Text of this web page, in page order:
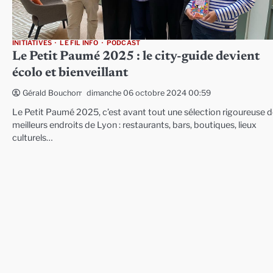
INITIATIVES LE FIL INFO PODCAST
Le Petit Paumé 2025 : le city-guide devient
écolo et bienveillant
Gérald Bouchon dimanche 06 octobre 2024 00:59
Le Petit Paumé 2025, c’est avant tout une sélection rigoureuse
meilleurs endroits de Lyon : restaurants, bars, boutiques, lieux
culturels…